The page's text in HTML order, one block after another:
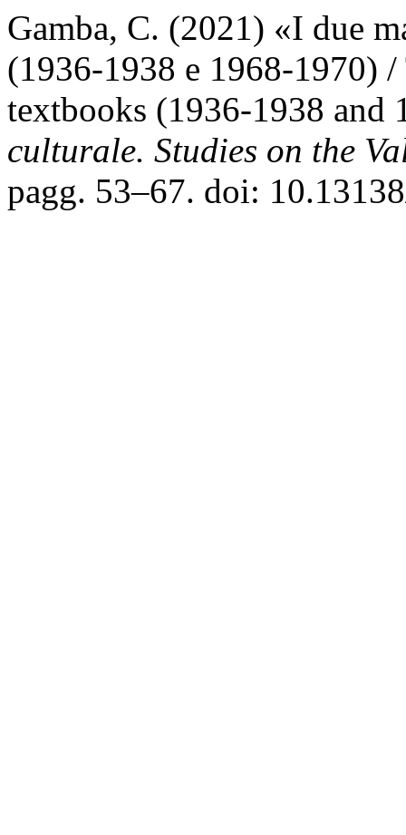
Gamba, C. (2021) «I due
(1936-1938 e 1968-1970)
textbooks (1936-1938 and
culturale. Studies on the
pagg. 53–67. doi: